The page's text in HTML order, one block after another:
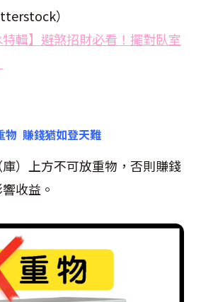
）
特輯】避煞招財必看！擺對臥室
物 賺錢猶如登天難
）上方不可放重物，否則賺錢
收益。